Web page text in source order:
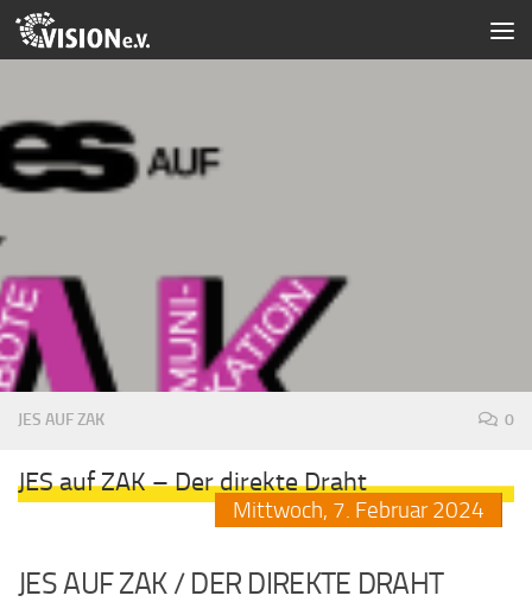
Zum Inhalt springen
JES AUF ZAK 0
JES auf ZAK – Der direkte Draht
Mittwoch, 7. Februar 2024
JES AUF ZAK / DER DIREKTE DRAHT